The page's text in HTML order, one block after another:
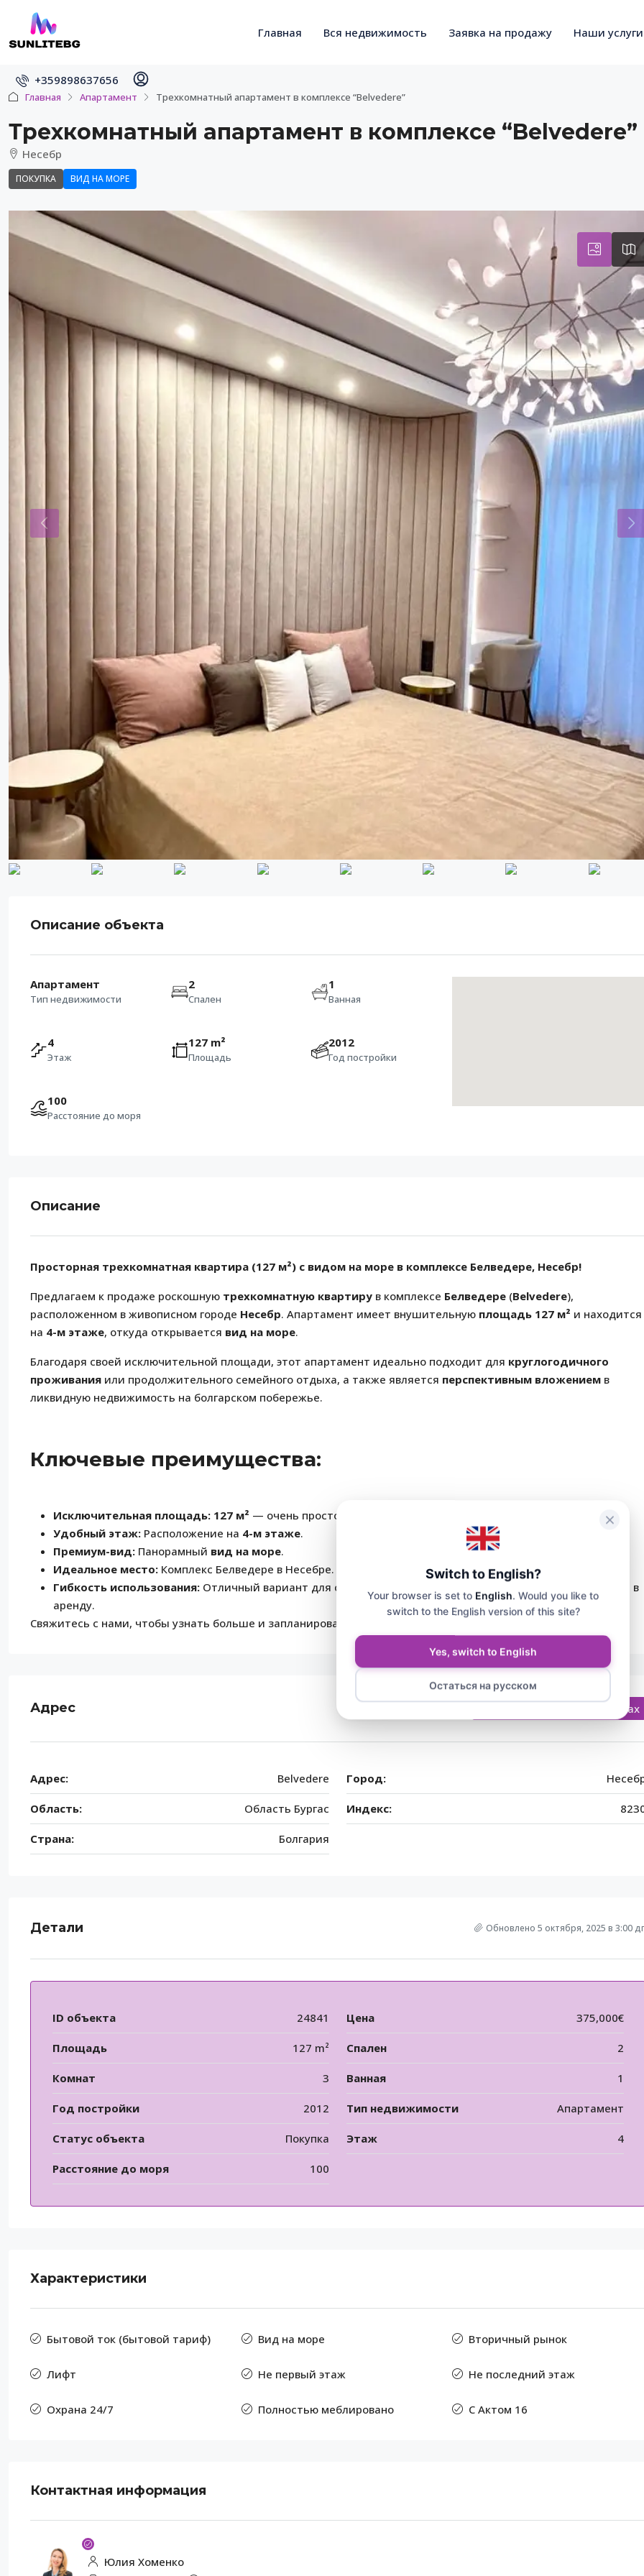
Главная Вся недвижимость Заявка на продажу Наши услуги
+359898637656
Главная Апартамент Трехкомнатный апартамент в комплексе “Belvedere”
Трехкомнатный апартамент в комплексе “Belvedere”
Несебр
ПОКУПКА ВИД НА МОРЕ
Описание объекта
Апартамент
Тип недвижимости
2
Спален
1
Ванная
4
Этаж
127 m²
Площадь
2012
Год постройки
100
Расстояние до моря
Описание
Просторная трехкомнатная квартира (127 м²) с видом на море в комплексе Белведере, Несебр!
Предлагаем к продаже роскошную трехкомнатную квартиру в комплексе Белведере (Belvedere),
расположенном в живописном городе Несебр. Апартамент имеет внушительную площадь 127 м² и находится
на 4-м этаже, откуда открывается вид на море.
Благодаря своей исключительной площади, этот апартамент идеально подходит для круглогодичного
проживания или продолжительного семейного отдыха, а также является перспективным вложением в
ликвидную недвижимость на болгарском побережье.
Ключевые преимущества:
Исключительная площадь: 127 м² — очень просторное жилье для трех комнат.
Удобный этаж: Расположение на 4-м этаже.
Премиум-вид: Панорамный вид на море.
Идеальное место: Комплекс Белведере в Несебре.
Гибкость использования: Отличный вариант для собственного отдыха или получения дохода от сдачи в
аренду.
Свяжитесь с нами, чтобы узнать больше и запланировать просмотр!
Адрес Открыть на Google Картах
Адрес: Belvedere Город:
Область: Область Бургас Индекс:
Страна: Болгария
Детали Обновлено 5 октября, 2025 в 3:00
ID объекта 24841 Цена 375,000€
Площадь 127 m² Спален 2
Комнат 3 Ванная 1
Год постройки 2012 Тип недвижимости Апартамент
Статус объекта Покупка Этаж 4
Расстояние до моря 100
Характеристики
Бытовой ток (бытовой тариф) Вид на море Вторичный рынок
Лифт Не первый этаж Не последний этаж
Охрана 24/7 Полностью меблировано С Актом 16
Контактная информация
Юлия Хоменко
Switch to English?
Your browser is set to English. Would you like to
switch to the English version of this site?
Yes, switch to English
Остаться на русском